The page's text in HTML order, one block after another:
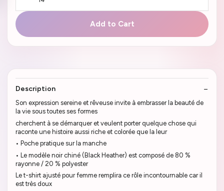
Add to Cart
Description
Son expression sereine et rêveuse invite à embrasser la beauté de
la vie sous toutes ses formes
cherchent à se démarquer et veulent porter quelque chose qui
raconte une histoire aussi riche et colorée que la leur
• Poche pratique sur la manche
• Le modèle noir chiné (Black Heather) est composé de 80 %
rayonne / 20 % polyester
Le t-shirt ajusté pour femme remplira ce rôle incontournable car il
est très doux